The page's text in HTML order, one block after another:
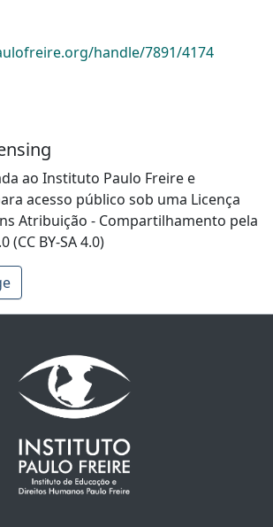
handle/7891/4174
ao Instituto Paulo Freire e
acesso público sob uma Licença
Atribuição - Compartilhamento pela
(CC BY-SA 4.0)